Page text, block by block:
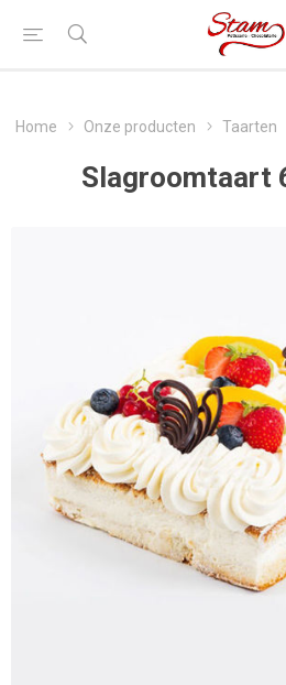
Home Onze producten Taarten
Slagroomtaart